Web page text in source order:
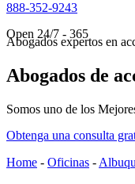
Zac
Resultados
Oficinas
Fargo,
Los
888-352-9243
Open 24/7 - 365
Abogados expertos en
Abogados de
Somos uno de los
Obtenga una consulta
Home - Oficinas -